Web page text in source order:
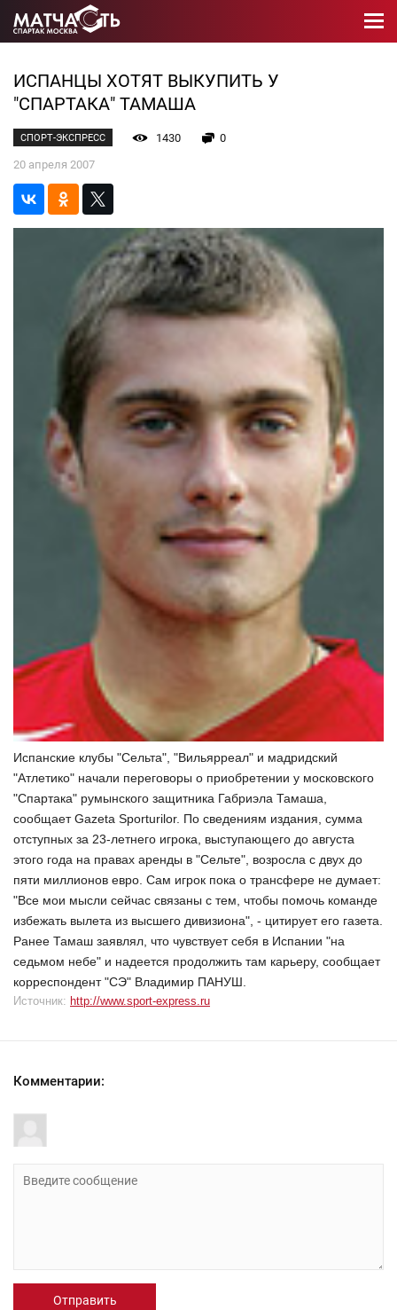
ИСПАНЦЫ ХОТЯТ ВЫКУПИТЬ У
"СПАРТАКА" ТАМАША
СПОРТ-ЭКСПРЕСС 1430
0
20 апреля 2007
Испанские клубы "Сельта", "Вильярреал" и мадридский
"Атлетико" начали переговоры о приобретении у московского
"Спартака" румынского защитника Габриэла Тамаша,
сообщает Gazeta Sporturilor. По сведениям издания, сумма
отступных за 23-летнего игрока, выступающего до августа
этого года на правах аренды в "Сельте", возросла с двух до
пяти миллионов евро. Сам игрок пока о трансфере не думает:
"Все мои мысли сейчас связаны с тем, чтобы помочь команде
избежать вылета из высшего дивизиона", - цитирует его газета.
Ранее Тамаш заявлял, что чувствует себя в Испании "на
седьмом небе" и надеется продолжить там карьеру, сообщает
корреспондент "СЭ" Владимир ПАНУШ.
Источник: http://www.sport-express.ru
Комментарии:
Отправить